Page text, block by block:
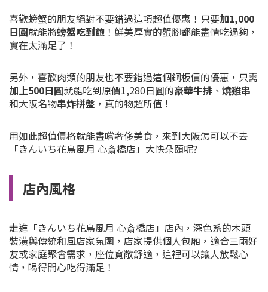
喜歡螃蟹的朋友絕對不要錯過這項超值優惠！只要加1,000
日圓就能將螃蟹吃到飽 ！鮮美厚實的蟹腳都能盡情吃過夠，
實在太滿足了！
另外，喜歡肉類的朋友也不要錯過這個銅板價的優惠，只需
加上500日圓就能吃到原價1,280日圓的豪華牛排 、 燒雞串
和大阪名物串炸拼盤 ，真的物超所值！
用如此超值價格就能盡嚐奢侈美食，來到大阪怎可以不去
「きんいち花鳥風月 心斎橋店」大快朵頤呢?
店內風格
走進「きんいち花鳥風月 心斎橋店」店內，深色系的木頭
裝潢與傳統和風店家氛圍，店家提供個人包廂，適合三兩好
友或家庭聚會需求，座位寬敞舒適，這裡可以讓人放鬆心
情，喝得開心吃得滿足！